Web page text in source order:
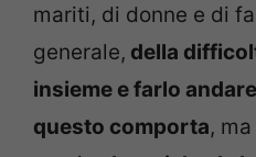
mariti, di donne e di
generale, della
insieme e farlo andare
questo comporta,